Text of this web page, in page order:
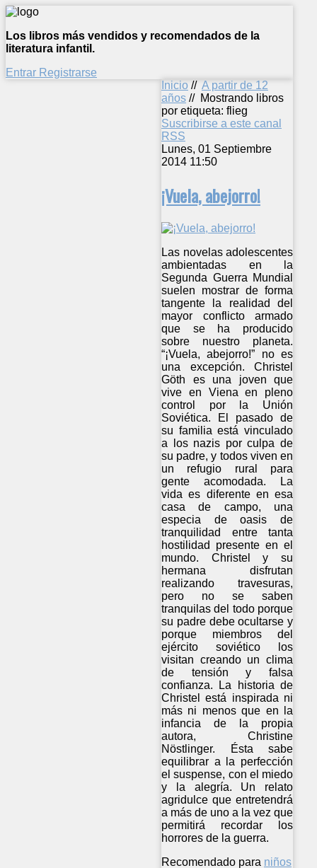
Los libros más vendidos y recomendados de la
literatura infantil.
Entrar Registrarse
Inicio // A partir de 12
años // Mostrando libros
por etiqueta: flieg
Suscribirse a este canal
RSS
Lunes, 01 Septiembre
2014 11:50
¡Vuela, abejorro!
Las novelas adolescentes
ambientadas en la
Segunda Guerra Mundial
suelen mostrar de forma
tangente la realidad del
mayor conflicto armado
que se ha producido
sobre nuestro planeta.
“¡Vuela, abejorro!” no es
una excepción. Christel
Göth es una joven que
vive en Viena en pleno
control por la Unión
Soviética. El pasado de
su familia está vinculado
a los nazis por culpa de
su padre, y todos viven en
un refugio rural para
gente acomodada. La
vida es diferente en esa
casa de campo, una
especia de oasis de
tranquilidad entre tanta
hostilidad presente en el
mundo. Christel y su
hermana disfrutan
realizando travesuras,
pero no se saben
tranquilas del todo porque
su padre debe ocultarse y
porque miembros del
ejército soviético los
visitan creando un clima
de tensión y falsa
confianza. La historia de
Christel está inspirada ni
más ni menos que en la
infancia de la propia
autora, Christine
Nöstlinger. Ésta sabe
equilibrar a la perfección
el suspense, con el miedo
y la alegría. Un relato
agridulce que entretendrá
a más de uno a la vez que
permitirá recordar los
horrores de la guerra.
Recomendado para niños